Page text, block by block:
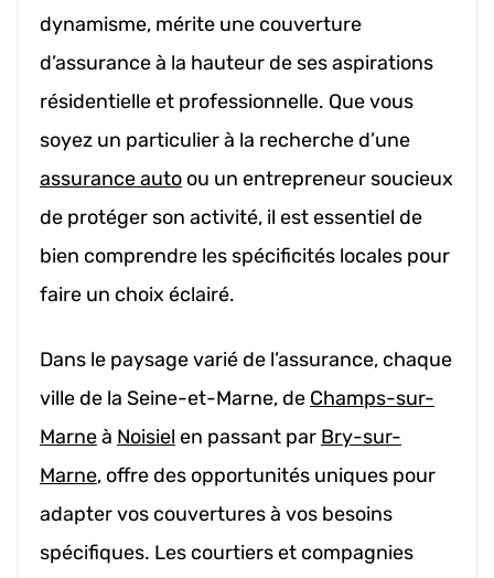
dynamisme, mérite une couverture
d’assurance à la hauteur de ses aspirations
résidentielle et professionnelle. Que vous
soyez un particulier à la recherche d’une
assurance auto ou un entrepreneur soucieux
de protéger son activité, il est essentiel de
bien comprendre les spécificités locales pour
faire un choix éclairé.
Dans le paysage varié de l’assurance, chaque
ville de la Seine-et-Marne, de Champs-sur-
Marneà Noisiel en passant par Bry-sur-
Marne, offre des opportunités uniques pour
adapter vos couvertures à vos besoins
spécifiques. Les courtiers et compagnies